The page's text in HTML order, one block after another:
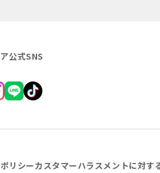
公式SNS
リシーカスタマーハラスメントに対す